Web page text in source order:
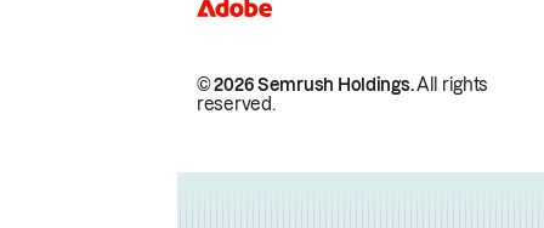
© 2026 Semrush Holdings.All rights
reserved.